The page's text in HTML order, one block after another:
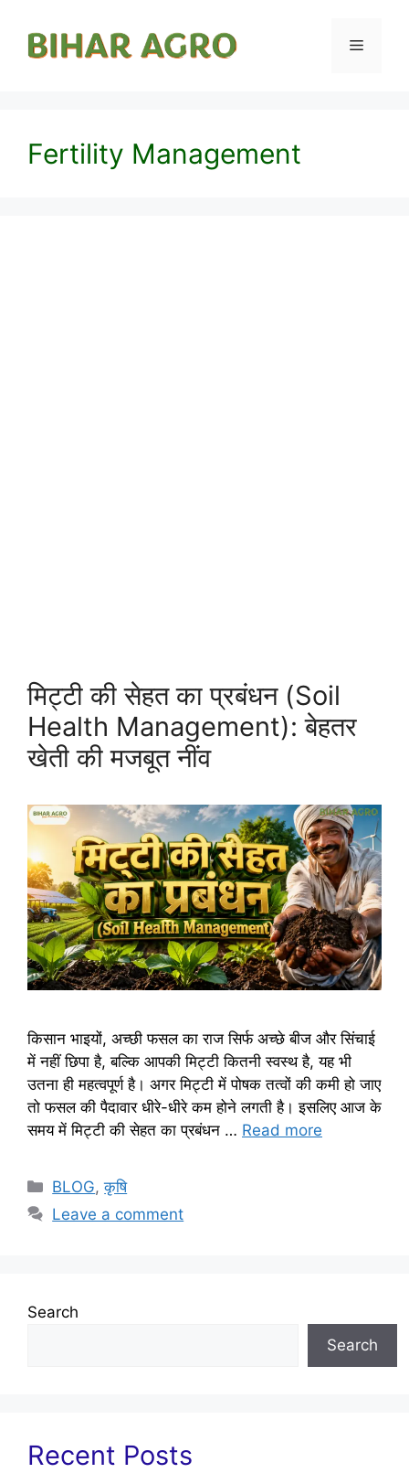
Fertility Management
मिट्टी की सेहत का प्रबंधन (Soil
Health Management): बेहतर
खेती की मजबूत नींव
किसान भाइयों, अच्छी फसल का राज सिर्फ अच्छे बीज और सिंचाई
में नहीं छिपा है, बल्कि आपकी मिट्टी कितनी स्वस्थ है, यह भी
उतना ही महत्वपूर्ण है। अगर मिट्टी में पोषक तत्वों की कमी हो जाए
तो फसल की पैदावार धीरे-धीरे कम होने लगती है। इसलिए आज के
समय में मिट्टी की सेहत का प्रबंधन … Read more
BLOG,कृषि
Leave a comment
Search
Search
Recent Posts